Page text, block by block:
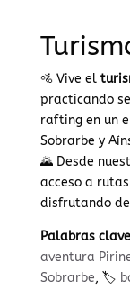
🚵 Vive el
practicando
rafting en un
Sobrarbe y
🌄 Desde
acceso a
disfrutando
Palabras
aventura
Sobrarbe, 🏷️